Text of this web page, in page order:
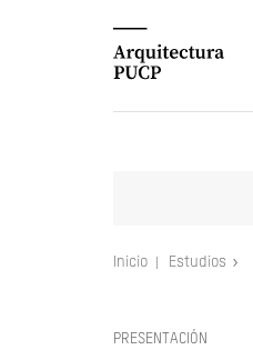
Inicio Estudios
PRESENTACIÓN